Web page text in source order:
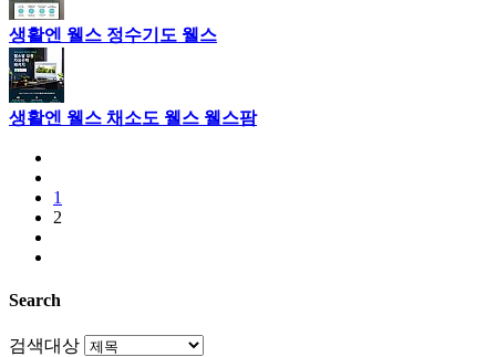
생활엔 웰스 정수기도 웰스
생활엔 웰스 채소도 웰스 웰스팜
1
2
Search
검색대상